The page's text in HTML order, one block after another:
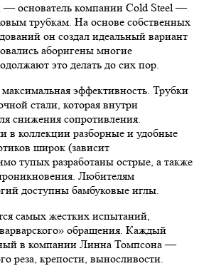
основатель компании Cold Steel —
трубкам. На основе собственных
он создал идеальный вариант
аборигены многие
это делать до сих пор.
эффективность. Трубки
стали, которая внутри
снижения сопротивления.
в коллекции разборные и удобные
широк (зависит
тупых разработаны острые, а также
Любителям
доступны бамбуковые иглы.
самых жестких испытаний,
обращения. Каждый
в компании Линна Томпсона —
реза, крепости, выносливости.